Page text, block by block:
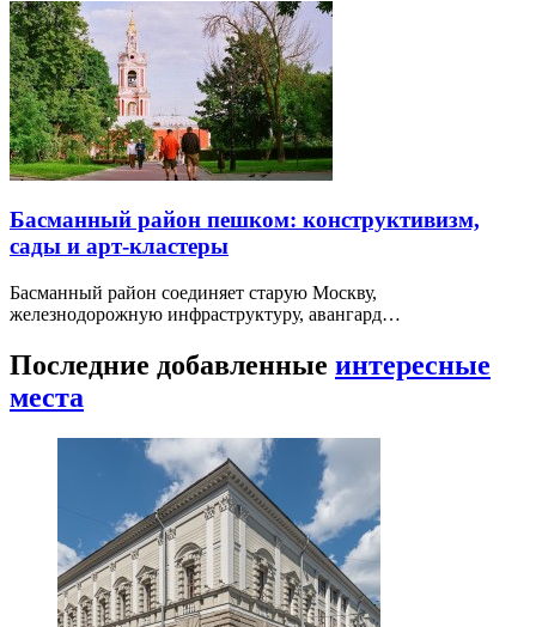
Басманный район пешком: конструктивизм,
сады и арт-кластеры
Басманный район соединяет старую Москву,
железнодорожную инфраструктуру, авангард…
Последние добавленные интересные
места